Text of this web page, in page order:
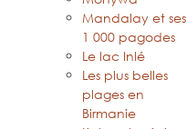
Mandalay et ses
1 000 pagodes
Le lac Inlé
Les plus belles
plages en
Birmanie